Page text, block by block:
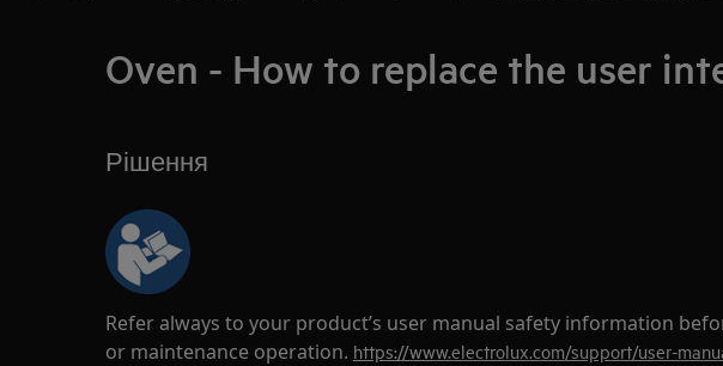
Oven - How to replace the user
Рішення
Refer always to your product’s user manual safety information
or maintenance operation. https://www.electrolux.com/support/user-